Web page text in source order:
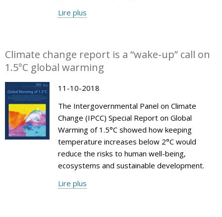
Lire plus
Climate change report is a “wake-up” call on
1.5°C global warming
11-10-2018
The Intergovernmental Panel on Climate
Change (IPCC) Special Report on Global
Warming of 1.5°C showed how keeping
temperature increases below 2°C would
reduce the risks to human well-being,
ecosystems and sustainable development.
Lire plus